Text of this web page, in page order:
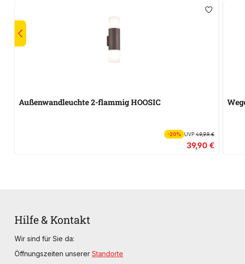
Außenwandleuchte 2-flammig HOOSIC
-20% UVP49,99 €
39,90 €
Hilfe & Kontakt
Wir sind für Sie da:
Öffnungszeiten unserer Standorte